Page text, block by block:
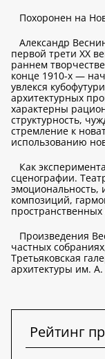
Похоронен на
Александр
первой трети ХХ
раннем
конце 1910-х —
увлекся
архитектурных
характерны
структурность,
стремление к
использованию
Как
сценографии.
эмоциональность,
композиций,
Произведения
частных
Третьяковская
архитектуры им.
Рейтинг